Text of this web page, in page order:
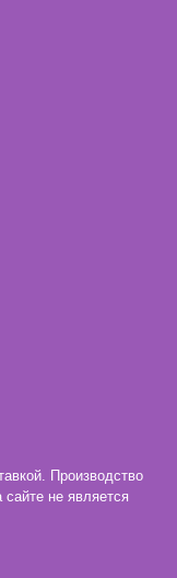
Производство
не является